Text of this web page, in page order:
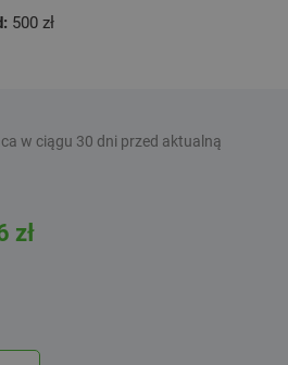
500 zł
w ciągu 30 dni przed aktualną
zł